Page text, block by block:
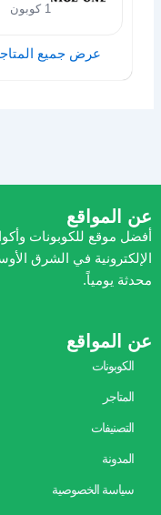
1 كوبون
عرض جميع
عن المواقع
أفضل موقع للكوبونات
الإلكترونية في الشرق
محدثة يومياً.
عن المواقع
الكوبونات
المتاجر
التصنيفات
المدونة
سياسة الخصوصية